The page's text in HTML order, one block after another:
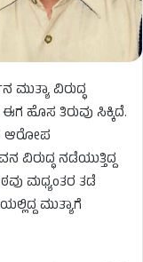
ವಿರುದ್ಧ
ಹೊಸ ತಿರುವು ಸಿಕ್ಕಿದೆ.
ಆರೋಪ
ವಿರುದ್ಧ ನಡೆಯುತ್ತಿದ್ದ
ಮಧ್ಯಂತರ ತಡೆ
ಮುತ್ಯಾಗೆ